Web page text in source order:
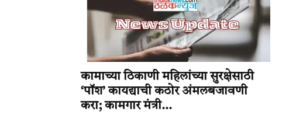
कामाच्या ठिकाणी महिलांच्या सुरक्षेसाठी
‘पॉश’ कायद्याची कठोर अंमलबजावणी
करा; कामगार मंत्री...